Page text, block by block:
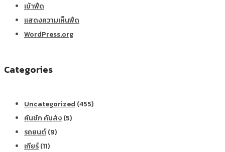
เข้าฟีด
แสดงความเห็นฟีด
WordPress.org
Categories
Uncategorized (455)
คันชัก คันส่ง(5)
รถยนต์(9)
เกียร์(11)